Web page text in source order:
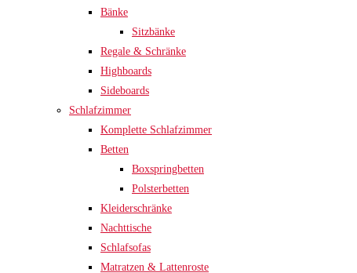
Bänke
Sitzbänke
Regale & Schränke
Highboards
Sideboards
Schlafzimmer
Komplette Schlafzimmer
Betten
Boxspringbetten
Polsterbetten
Kleiderschränke
Nachttische
Schlafsofas
Matratzen & Lattenroste